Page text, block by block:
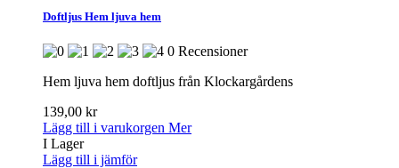
Doftljus Hem ljuva hem
0 Recensioner
Hem ljuva hem doftljus från Klockargårdens
139,00 kr
Lägg till i varukorgen Mer
I Lager
Lägg till i jämför